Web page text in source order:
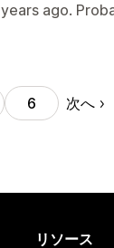
ago.
6 次へ
リソース